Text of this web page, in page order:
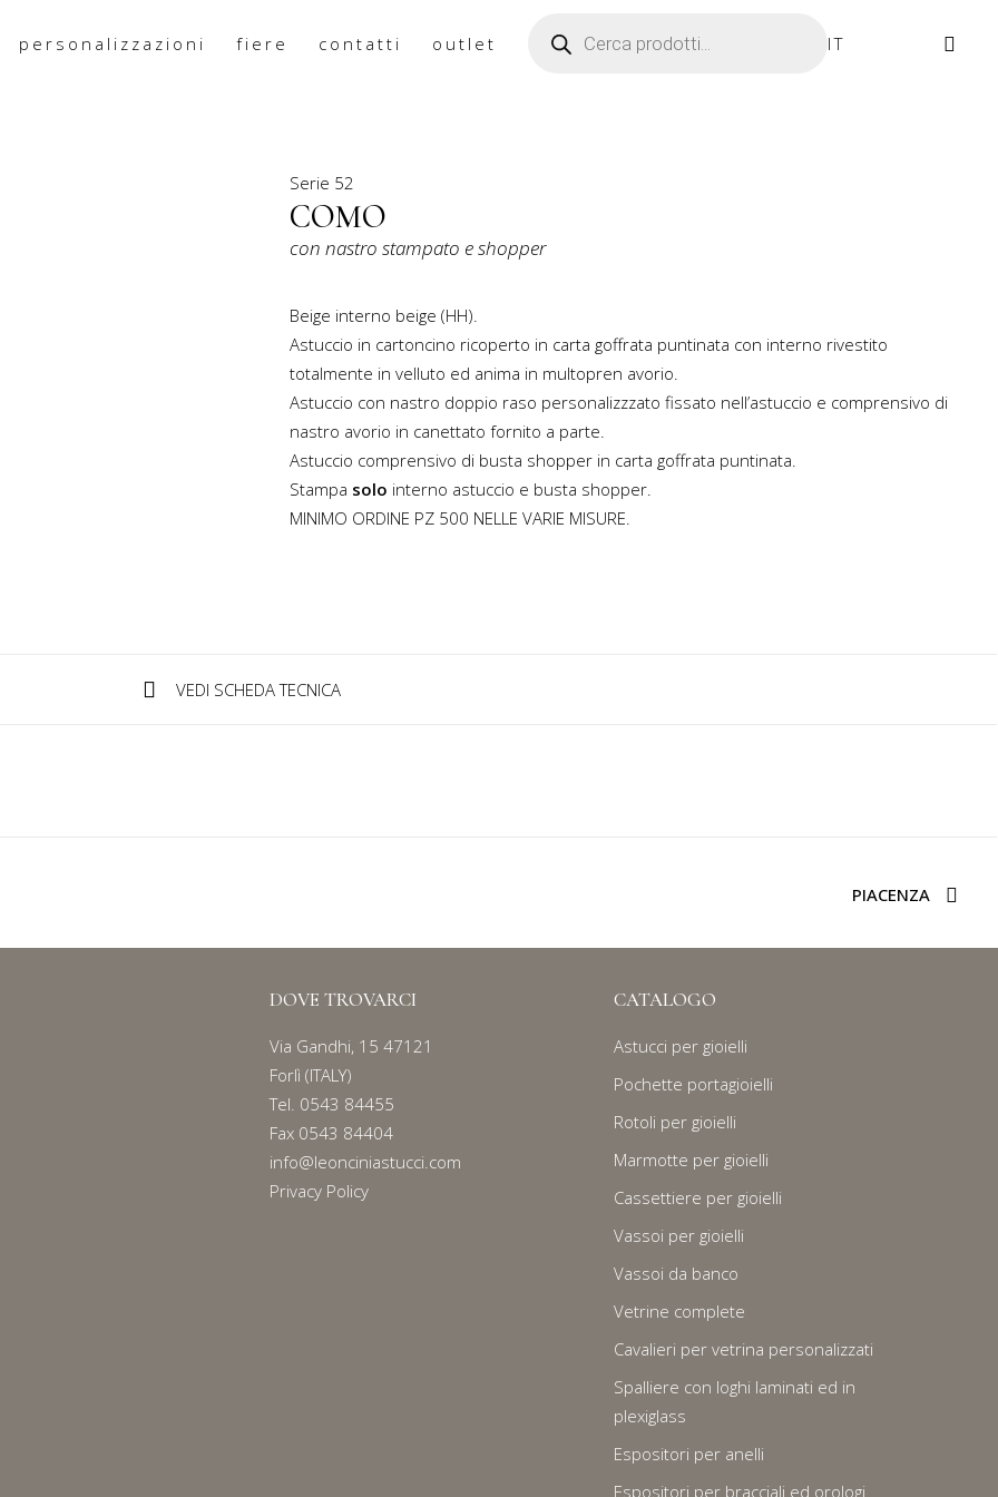
personalizzazioni fiere contatti outlet IT
PRODOTTO
Serie 52
COMO
con nastro stampato e shopper
Beige interno beige (HH).
Astuccio in cartoncino ricoperto in carta goffrata puntinata con interno rivestito
totalmente in velluto ed anima in multopren avorio.
Astuccio con nastro doppio raso personalizzzato fissato nell’astuccio e comprensivo di
nastro avorio in canettato fornito a parte.
Astuccio comprensivo di busta shopper in carta goffrata puntinata.
Stampa solo interno astuccio e busta shopper.
MINIMO ORDINE PZ 500 NELLE VARIE MISURE.
VEDI SCHEDA TECNICA
PIACENZA
DOVE TROVARCI
Via Gandhi, 15 47121
Forlì (ITALY)
Tel. 0543 84455
Fax 0543 84404
info@leonciniastucci.com
Privacy Policy
CATALOGO
Astucci per gioielli
Pochette portagioielli
Rotoli per gioielli
Marmotte per gioielli
Cassettiere per gioielli
Vassoi per gioielli
Vassoi da banco
Vetrine complete
Cavalieri per vetrina personalizzati
Spalliere con loghi laminati ed in
plexiglass
Espositori per anelli
Espositori per bracciali ed orologi